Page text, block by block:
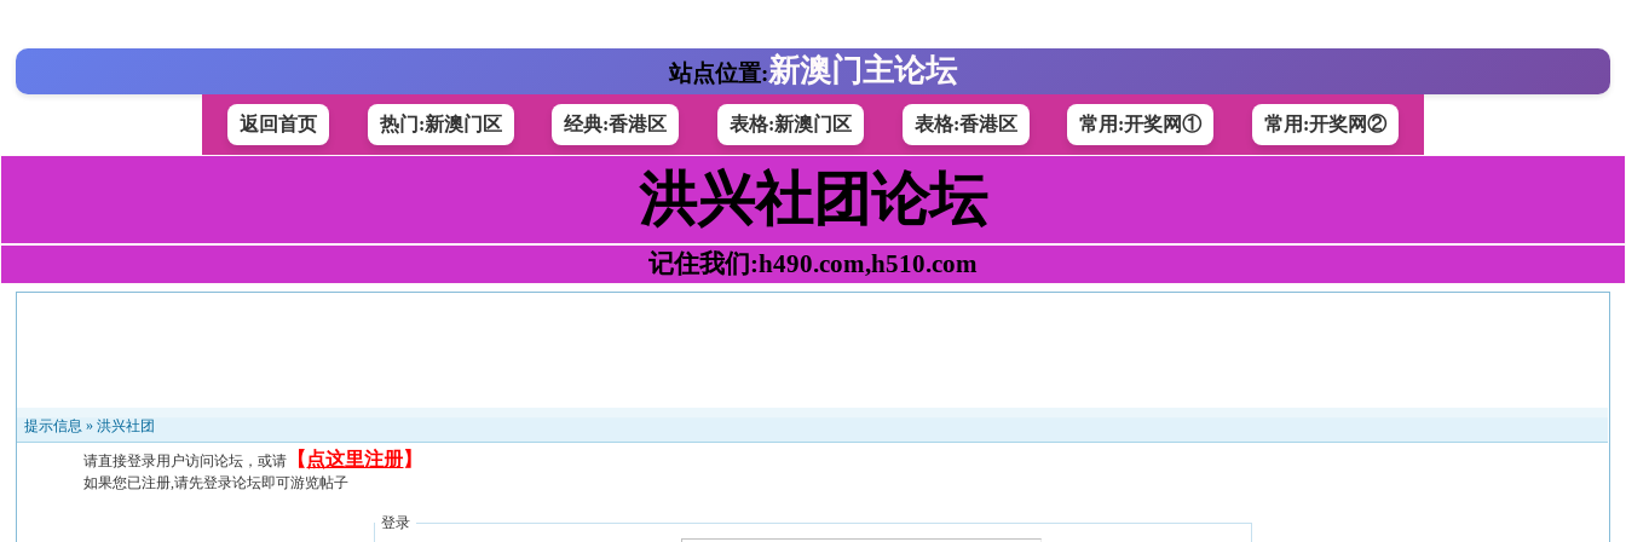
站点位置:新澳门主论坛
返回首页 热门:新澳门区 经典:香港区 表格:新澳门区 表格:香港区 常用:开奖网① 常用:开奖网②
洪兴社团论坛
记住我们:h490.com,h510.com
提示信息 »洪兴社团
请直接登录用户访问论坛，或请 【 点这里注册】
如果您已注册,请先登录论坛即可游览帖子
登录